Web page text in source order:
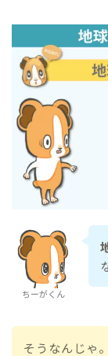
ちーがくん
そうなんじゃ